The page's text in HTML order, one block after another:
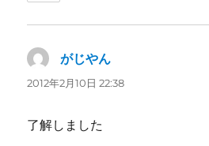
がじやん
り:
2012年2月10日 22:38
了解しました